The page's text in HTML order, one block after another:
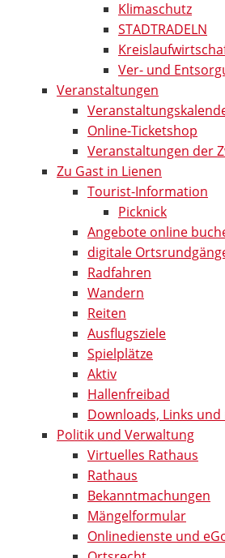
Klimaschutz
STADTRADELN
Ver- und
Veranstaltungen
Online-Ticketshop
Veranstaltungen der
Zu Gast in Lienen
Tourist-Information
Picknick
Angebote online
digitale
Radfahren
Wandern
Reiten
Ausflugsziele
Spielplätze
Aktiv
Hallenfreibad
Downloads, Links
Politik und Verwaltung
Virtuelles Rathaus
Rathaus
Bekanntmachungen
Mängelformular
Onlinedienste und